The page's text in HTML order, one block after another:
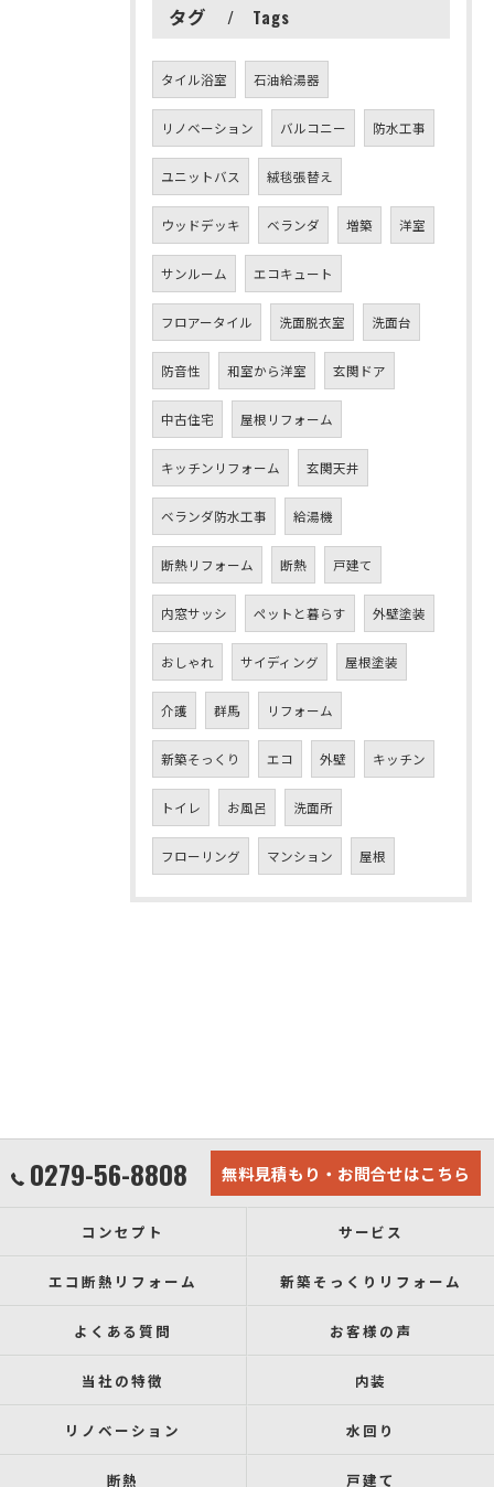
タグ Tags
タイル浴室 石油給湯器
リノベーション バルコニー 防水工事
ユニットバス 絨毯張替え
ウッドデッキ ベランダ 増築 洋室
サンルーム エコキュート
フロアータイル 洗面脱衣室 洗面台
防音性 和室から洋室 玄関ドア
中古住宅 屋根リフォーム
キッチンリフォーム 玄関天井
ベランダ防水工事 給湯機
断熱リフォーム 断熱 戸建て
内窓サッシ ペットと暮らす 外壁塗装
おしゃれ サイディング 屋根塗装
介護 群馬 リフォーム
新築そっくり エコ 外壁 キッチン
トイレ お風呂 洗面所
フローリング マンション 屋根
0279-56-8808 無料見積もり・お問合せはこちら
コンセプト サービス
エコ断熱リフォーム 新築そっくりリフォーム
よくある質問 お客様の声
当社の特徴 内装
リノベーション 水回り
断熱 戸建て